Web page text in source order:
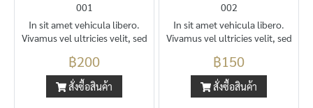
001
In sit amet vehicula libero.
Vivamus vel ultricies velit, sed
฿200
สั่งซื้อสินค้า
002
In sit amet vehicula libero.
Vivamus vel ultricies velit, sed
฿150
สั่งซื้อสินค้า